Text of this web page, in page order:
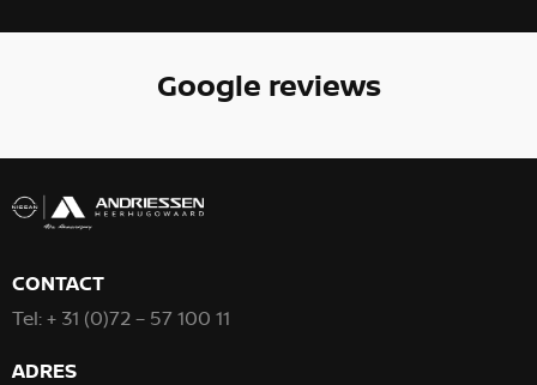
Google reviews
CONTACT
Tel:+ 31 (0)72 – 57 100 11
ADRES